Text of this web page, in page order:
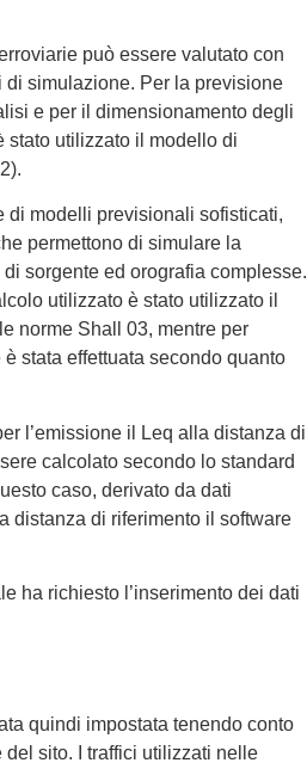
può essere valutato con
di simulazione. Per la previsione
e per il dimensionamento degli
stato utilizzato il modello di
di modelli previsionali sofisticati,
permettono di simulare la
sorgente ed orografia complesse.
utilizzato è stato utilizzato il
norme Shall 03, mentre per
è stata effettuata secondo quanto
l’emissione il Leq alla distanza di
calcolato secondo lo standard
caso, derivato da dati
distanza di riferimento il software
ha richiesto l’inserimento dei dati
quindi impostata tenendo conto
sito. I traffici utilizzati nelle